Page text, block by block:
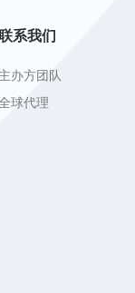
系我们
主办方团队
球代理